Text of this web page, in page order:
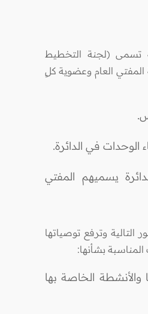
تسمى (لجنة التخطيط
المفتي العام وعضوية كلٍ
يسميهم المفتي
التالية وترفع توصياتها
المناسبة بشأنها:
والأنشطة الخاصة بها